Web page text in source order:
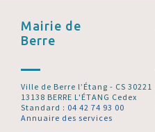
Mairie de
Berre
Ville de Berre l’Étang - CS 30221
13138 BERRE L'ÉTANG Cedex
Standard : 04 42 74 93 00
Annuaire des services